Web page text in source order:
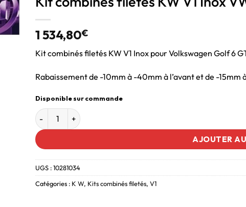
1 534,80€
Kit combinés filetés KW V1 Inox pour Volkswagen Golf 6
Rabaissement de -10mm à -40mm à l’avant et de -15mm
Disponible sur commande
AJOUTER
UGS :10281034
Catégories : K W, Kits combinés filetés, V1